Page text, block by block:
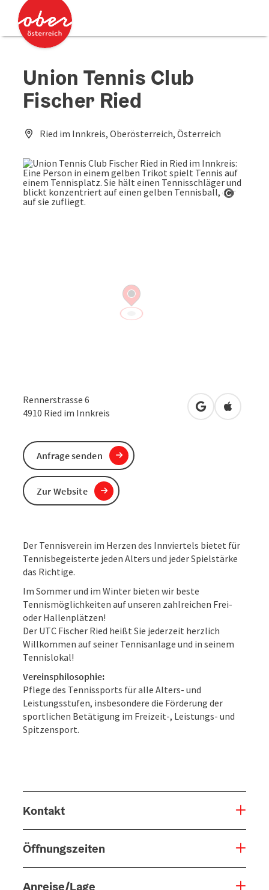
Zum Inhalt
Zum Seitenanfang
Union Tennis Club
Fischer Ried
Ried im Innkreis, Oberösterreich, Österreich
Rennerstrasse 6
4910 Ried im Innkreis in Googlein Apple
Der Tennisverein im Herzen des Innviertels bietet für
Tennisbegeisterte jeden Alters und jeder Spielstärke
das Richtige.
Im Sommer und im Winter bieten wir beste
Tennismöglichkeiten auf unseren zahlreichen Frei-
oder Hallenplätzen!
Der UTC Fischer Ried heißt Sie jederzeit herzlich
Willkommen auf seiner Tennisanlage und in seinem
Tennislokal!
Vereinsphilosophie:
Pflege des Tennissports für alle Alters- und
Leistungsstufen, insbesondere die Förderung der
sportlichen Betätigung im Freizeit-, Leistungs- und
Spitzensport.
Kontakt
Öffnungszeiten
Anreise/Lage
Anfrage senden
Zur Website